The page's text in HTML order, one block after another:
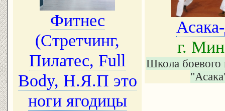
Фитнес
(Стретчинг,
Пилатес, Full
Body, Н.Я.П это
ноги ягодицы
г.
Школа боевого